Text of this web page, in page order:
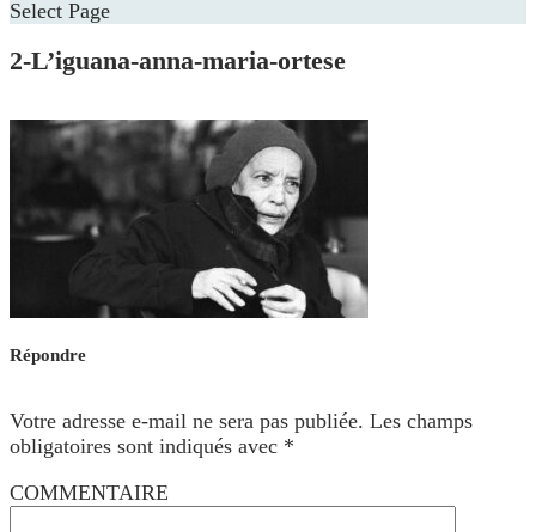
Select Page
2-L’iguana-anna-maria-ortese
Répondre
Votre adresse e-mail ne sera pas publiée. Les champs
obligatoires sont indiqués avec *
COMMENTAIRE